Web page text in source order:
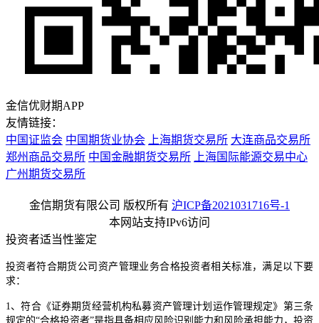
金信优财期APP
友情链接：
中国证监会 中国期货业协会 上海期货交易所 大连商品交易所
郑州商品交易所 中国金融期货交易所
上海国际能源交易中心
广州期货交易所
金信期货有限公司 版权所有 沪ICP备2021031716号-1
本网站支持IPv6访问
投资者适当性鉴定
投资者符合期货公司资产管理业务合格投资者相关标准，满足以下要
求：
1、符合《证券期货经营机构私募资产管理计划运作管理规定》第三条
规定的“合格投资者”是指具备相应风险识别能力和风险承担能力，投资